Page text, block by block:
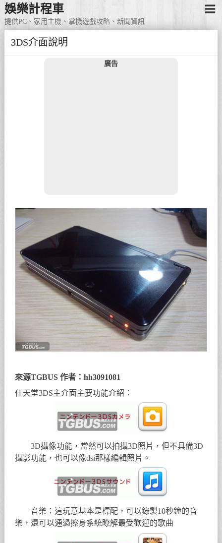
娛樂計程車
提供PC、家用主機、掌機遊戲攻略、新聞資訊
3DS介面說明
廣告
來源TGBUS 作者：hh3091081
任天堂3DS主介面主要功能介紹：
3D攝像功能，當然可以拍攝3D照片，但不具備3D
攝影功能，也可以像dsi那樣編輯照片。
音樂：這玩意基本是標配，可以錄製10秒鐘的音
樂，還可以通過擦身系統瞭解最受歡迎的歌曲